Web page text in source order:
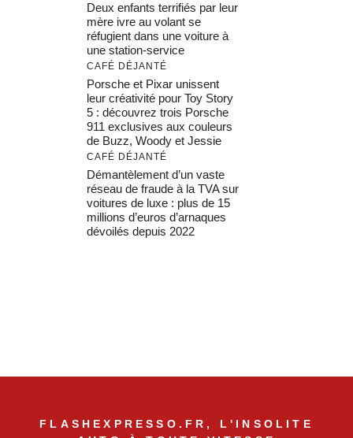
Deux enfants terrifiés par leur
mère ivre au volant se
réfugient dans une voiture à
une station-service
CAFÉ DÉJANTÉ
Porsche et Pixar unissent
leur créativité pour Toy Story
5 : découvrez trois Porsche
911 exclusives aux couleurs
de Buzz, Woody et Jessie
CAFÉ DÉJANTÉ
Démantèlement d’un vaste
réseau de fraude à la TVA sur
voitures de luxe : plus de 15
millions d’euros d’arnaques
dévoilés depuis 2022
FLASHEXPRESSO.FR, L'INSOLITE